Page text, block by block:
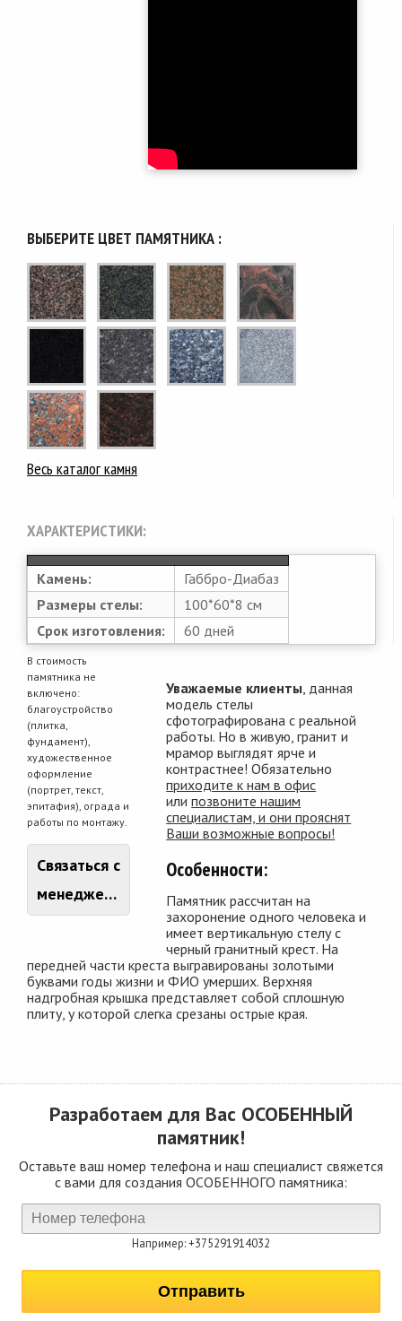
ВЫБЕРИТЕ ЦВЕТ ПАМЯТНИКА :
Весь каталог камня
ХАРАКТЕРИСТИКИ:
Камень:
Габбро-Диабаз
Размеры стелы:
100*60*8 см
Срок изготовления:
60 дней
В стоимость
памятника не
включено:
благоустройство
(плитка,
фундамент),
художественное
оформление
(портрет, текст,
эпитафия), ограда и
работы по монтажу.
Связаться с
менеджером
Уважаемые клиенты , данная
модель стелы
сфотографирована с реальной
работы. Но в живую, гранит и
мрамор выглядят ярче и
контрастнее! Обязательно
приходите к нам в офис
илипозвоните нашим
специалистам, и они прояснят
Ваши возможные вопросы!
Особенности:
Памятник рассчитан на
захоронение одного человека и
имеет вертикальную стелу с
черный гранитный крест. На
передней части креста выгравированы золотыми
буквами годы жизни и ФИО умерших. Верхняя
надгробная крышка представляет собой сплошную
плиту, у которой слегка срезаны острые края.
Разработаем для Вас ОСОБЕННЫЙ
памятник!
Оставьте ваш номер телефона и наш специалист свяжется
с вами для создания ОСОБЕННОГО памятника:
Например: +375291914032